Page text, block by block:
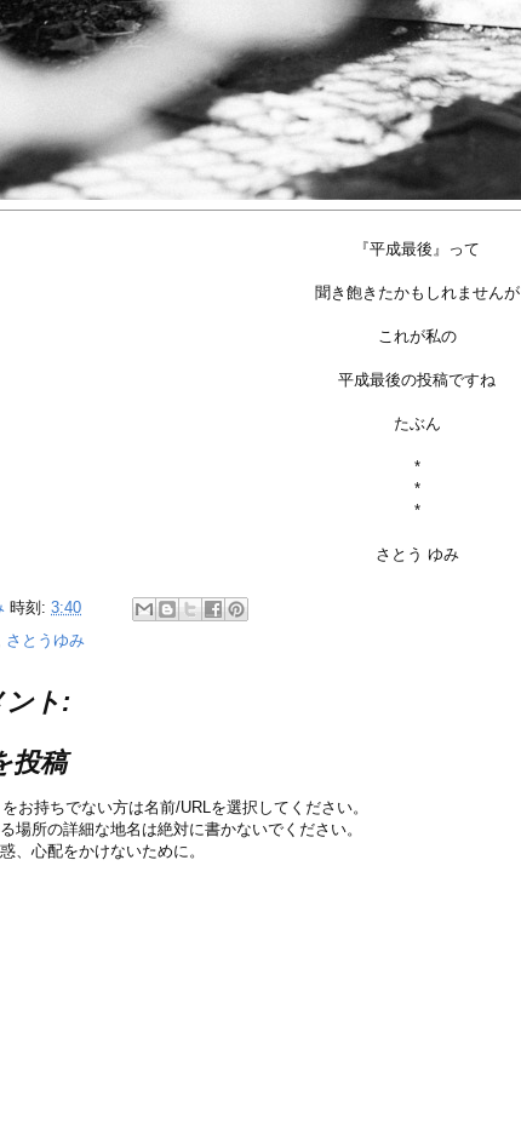
『平成最後』って
聞き飽きたかもしれませんが
これが私の
平成最後の投稿ですね
たぶん
*
*
*
さとう ゆみ
時刻: 3:40
さとうゆみ
ント:
投稿
お持ちでない方は名前/URLを選択してください。
場所の詳細な地名は絶対に書かないでください。
、心配をかけないために。